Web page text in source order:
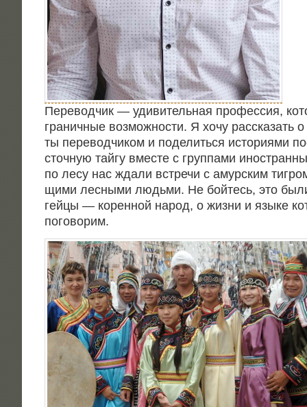
Пере­вод­чик — уди­ви­тель­ная про­фес­сия,
гра­нич­ные воз­мож­но­сти. Я хочу рас­ска­зать
ты пере­вод­чи­ком и поде­лить­ся исто­ри­я­ми
сточ­ную тай­гу вме­сте с груп­па­ми
по лесу нас жда­ли встре­чи с амур­ским
щи­ми лес­ны­ми людь­ми. Не бой­тесь, это
гей­цы — корен­ной народ, о жиз­ни и язы­ке
поговорим.